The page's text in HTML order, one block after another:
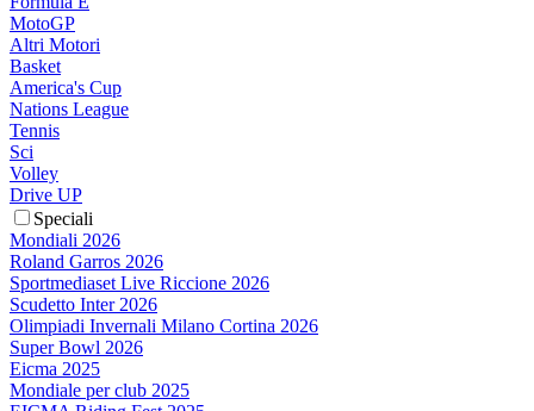
MotoGP
Altri Motori
Basket
America's Cup
Nations League
Tennis
Sci
Volley
Drive UP
Speciali
Mondiali 2026
Roland Garros 2026
Sportmediaset Live Riccione 2026
Scudetto Inter 2026
Olimpiadi Invernali Milano Cortina 2026
Super Bowl 2026
Eicma 2025
Mondiale per club 2025